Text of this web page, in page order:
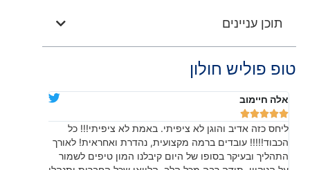
תוכן עניינים
טופ פוליש חולון
אלה חיימוב





ליחס כזה אדיב והוגן לא ציפיתי. באמת לא ציפיתי!!! כל
הכבוד!!!!! עובדים ברמה מקצועית, נהדרת ואחראית! לאורך
התהליך ובעיקר בסופו של היום קיבלנו המון טיפים לשמור